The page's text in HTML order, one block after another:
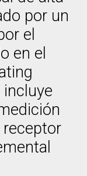
por un
el
en el
incluye